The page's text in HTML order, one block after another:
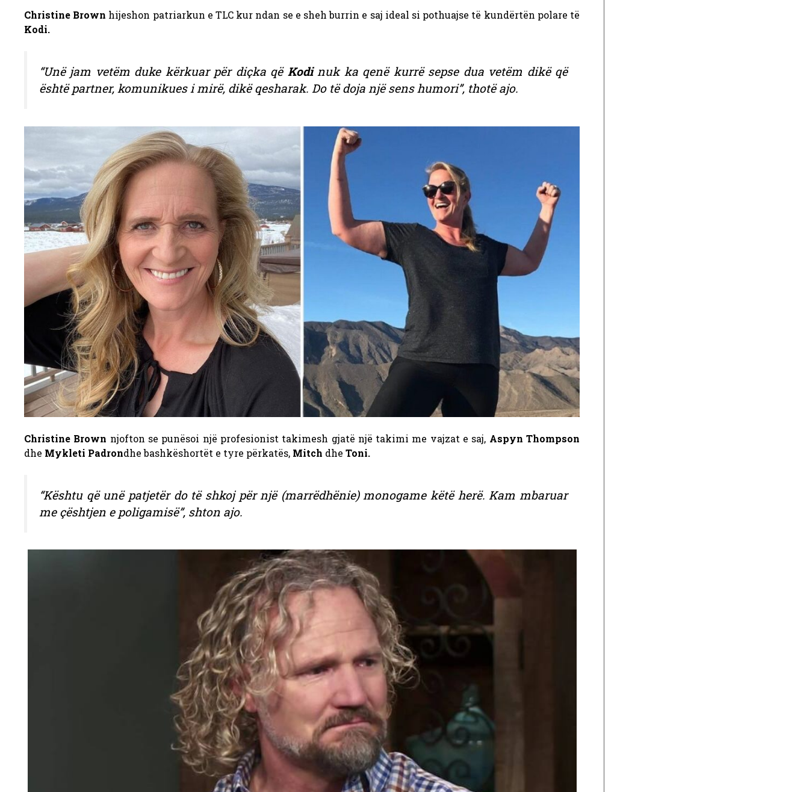
Christine Brown hijeshon patriarkun e TLC kur ndan se e sheh burrin e saj ideal si pothuajse të kundërtën polare të
Kodi.
“Unë jam vetëm duke kërkuar për diçka që Kodinuk ka qenë kurrë sepse dua vetëm dikë që
është partner, komunikues i mirë, dikë qesharak. Do të doja një sens humori”, thotë ajo.
Christine Brown njofton se punësoi një profesionist takimesh gjatë një takimi me vajzat e saj, Aspyn Thompson
dhe Mykleti Padrondhe bashkëshortët e tyre përkatës, Mitch dhe Toni.
“Kështu që unë patjetër do të shkoj për një (marrëdhënie) monogame këtë herë. Kam mbaruar
me çështjen e poligamisë”, shton ajo.